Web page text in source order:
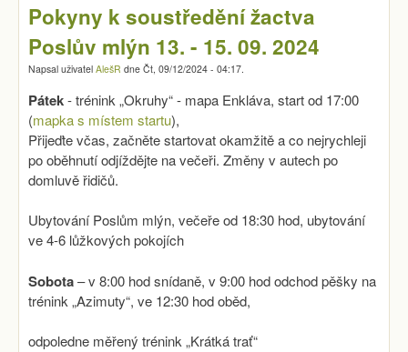
Pokyny k soustředění žactva
Poslův mlýn 13. - 15. 09. 2024
Napsal uživatel AlešR dne Čt, 09/12/2024 - 04:17
Pátek- trénink „Okruhy“ - mapa Enkláva, start od 17:00
(mapka s místem startu),
Přijeďte včas, začněte startovat okamžitě a co nejrychleji
po oběhnutí odjíždějte na večeři. Změny v autech po
domluvě řidičů.
Ubytování Poslům mlýn, večeře od 18:30 hod, ubytování
ve 4-6 lůžkových pokojích
Sobota– v 8:00 hod snídaně, v 9:00 hod odchod pěšky na
trénink „Azimuty“, ve 12:30 hod oběd,
odpoledne měřený trénink „Krátká trať“